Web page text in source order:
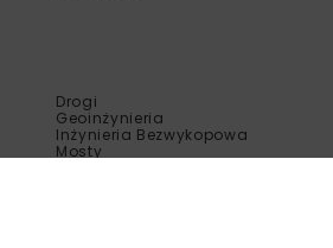
Drogi
Geoinżynieria
Inżynieria Bezwykopowa
Mosty